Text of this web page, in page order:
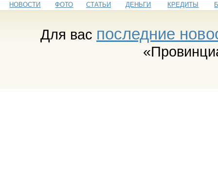
НОВОСТИ ФОТО СТАТЬИ ДЕНЬГИ КРЕДИТЫ
Для вас последние